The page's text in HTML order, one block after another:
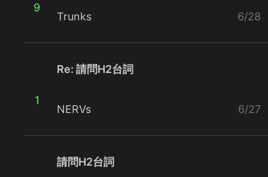
9
Trunks 6/28
1
Re: 請問H2台詞
NERVs 6/27
請問H2台詞